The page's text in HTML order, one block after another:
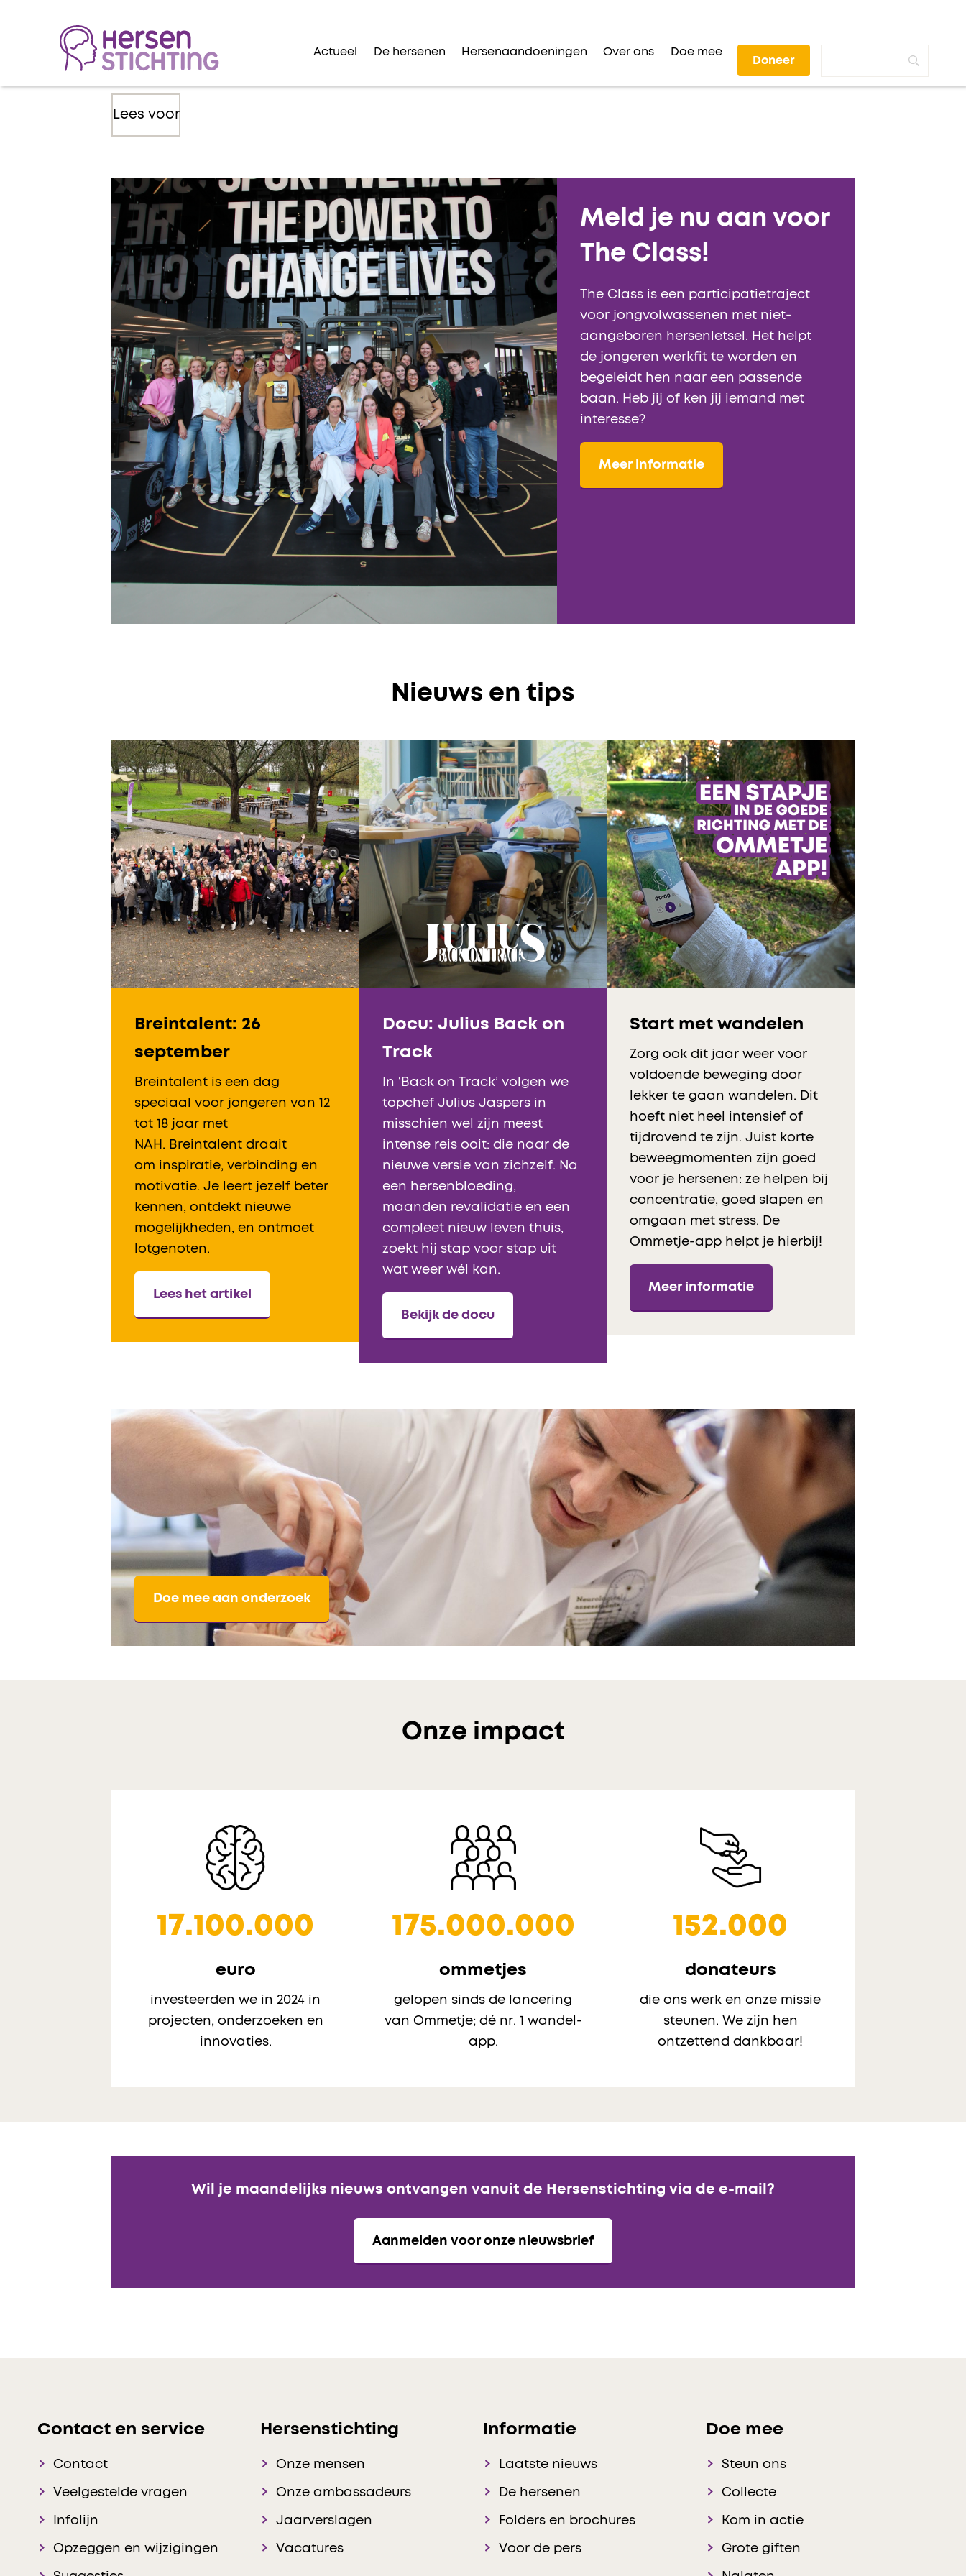
Actueel De hersenen Hersenaandoeningen Over ons Doe mee
Doneer
Lees voor
Meld je nu aan voor
The Class!
The Class is een participatietraject
voor jongvolwassenen met niet-
aangeboren hersenletsel. Het helpt
de jongeren werkfit te worden en
begeleidt hen naar een passende
baan. Heb jij of ken jij iemand met
interesse?
Meer informatie
Nieuws en tips
Breintalent: 26
september
Breintalent is een dag
speciaal voor jongeren van 12
tot 18 jaar met
NAH. Breintalent draait
om inspiratie, verbinding en
motivatie. Je leert jezelf beter
kennen, ontdekt nieuwe
mogelijkheden, en ontmoet
lotgenoten.
Lees het artikel
Docu: Julius Back on ​
Track
In ‘Back on Track’ volgen we
topchef Julius Jaspers in
misschien wel zijn meest
intense reis ooit: die naar de
nieuwe versie van zichzelf. Na
een hersenbloeding,
maanden revalidatie en een
compleet nieuw leven thuis,
zoekt hij stap voor stap uit
wat weer wél kan.
Bekijk de docu
Start met wandelen
Zorg ook dit jaar weer voor
voldoende beweging door
lekker te gaan wandelen. Dit
hoeft niet heel intensief of
tijdrovend te zijn. Juist korte
beweegmomenten zijn goed
voor je hersenen: ze helpen bij
concentratie, goed slapen en
omgaan met stress. De
Ommetje-app helpt je hierbij!
Meer informatie
Doe mee aan onderzoek
Onze impact
17.100.000
euro
investeerden we in 2024 in
projecten, onderzoeken en
innovaties.
175.000.000
ommetjes
gelopen sinds de lancering
van Ommetje; dé nr. 1 wandel-
app.
152.000
donateurs
die ons werk en onze missie
steunen. We zijn hen
ontzettend dankbaar!
Wil je maandelijks nieuws ontvangen vanuit de Hersenstichting via de e-mail?
Aanmelden voor onze nieuwsbrief
Contact en service
Contact
Veelgestelde vragen
Infolijn
Opzeggen en wijzigingen
Hersenstichting
Onze mensen
Onze ambassadeurs
Jaarverslagen
Vacatures
Informatie
Laatste nieuws
De hersenen
Folders en brochures
Voor de pers
Doe mee
Steun ons
Collecte
Kom in actie
Grote giften